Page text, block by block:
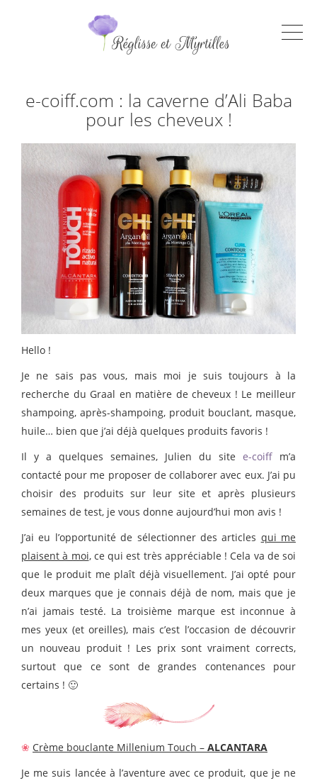
e-coiff.com : la caverne d’Ali Baba
pour les cheveux !
Hello !
Je ne sais pas vous, mais moi je suis toujours à la
recherche du Graal en matière de cheveux ! Le meilleur
shampoing, après-shampoing, produit bouclant, masque,
huile… bien que j’ai déjà quelques produits favoris !
Il y a quelques semaines, Julien du site e-coiff m’a
contacté pour me proposer de collaborer avec eux. J’ai pu
choisir des produits sur leur site et après plusieurs
semaines de test, je vous donne aujourd’hui mon avis !
J’ai eu l’opportunité de sélectionner des articles qui me
plaisent à moi, ce qui est très appréciable ! Cela va de soi
que le produit me plaît déjà visuellement. J’ai opté pour
deux marques que je connais déjà de nom, mais que je
n’ai jamais testé. La troisième marque est inconnue à
mes yeux (et oreilles), mais c’est l’occasion de découvrir
un nouveau produit ! Les prix sont vraiment corrects,
surtout que ce sont de grandes contenances pour
certains ! 🙂
❀ Crème bouclante Millenium Touch – ALCANTARA
Je me suis lancée à l’aventure avec ce produit, que je ne